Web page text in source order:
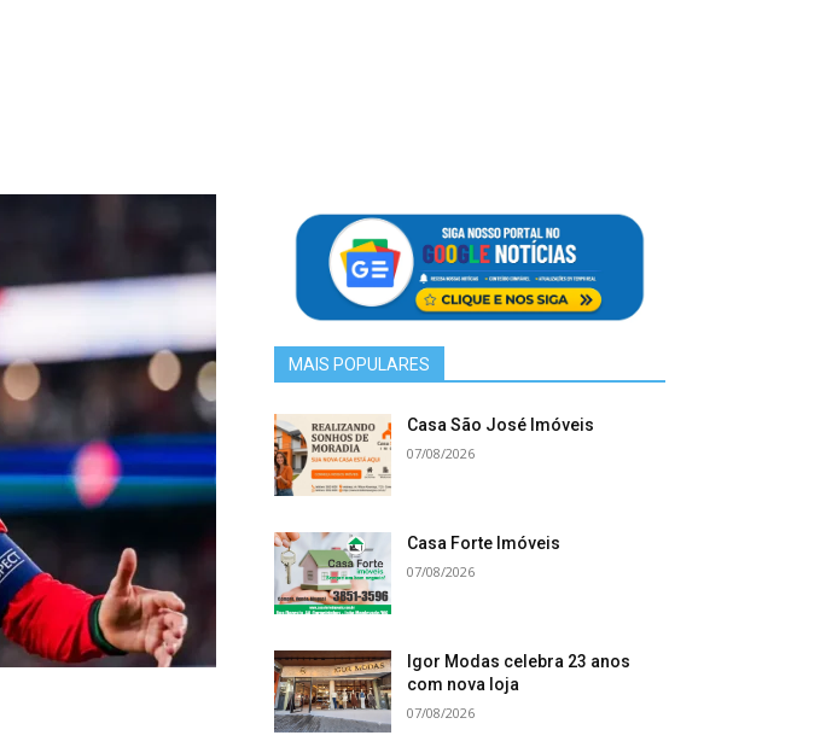
MAIS POPULARES
Casa São José Imóveis
07/08/2026
Casa Forte Imóveis
07/08/2026
Igor Modas celebra 23 anos
com nova loja
07/08/2026